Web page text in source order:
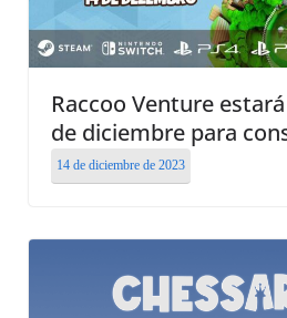
Raccoo Venture
de diciembre para
14 de diciembre de 2023